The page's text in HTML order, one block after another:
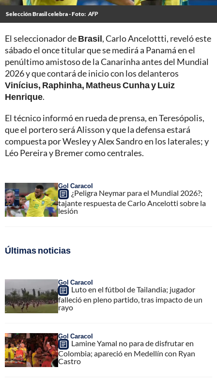
Selección Brasil celebra - Foto: AFP
El seleccionador deBrasil, Carlo Ancelottti, reveló este
sábado el once titular que se medirá a Panamá en el
penúltimo amistoso de la Canarinha antes del Mundial
2026 y que contará de inicio con los delanteros
Vinícius, Raphinha, Matheus Cunha y Luiz
Henrique.
El técnico informó en rueda de prensa, en Teresópolis,
que el portero será Alisson y que la defensa estará
compuesta por Wesley y Alex Sandro en los laterales; y
Léo Pereira y Bremer como centrales.
Gol Caracol
¿Peligra Neymar para el Mundial 2026?;
tajante respuesta de Carlo Ancelotti sobre la
lesión
Últimas noticias
Gol Caracol
Luto en el fútbol de Tailandia; jugador
falleció en pleno partido, tras impacto de un
rayo
Gol Caracol
Lamine Yamal no para de disfrutar en
Colombia; apareció en Medellín con Ryan
Castro